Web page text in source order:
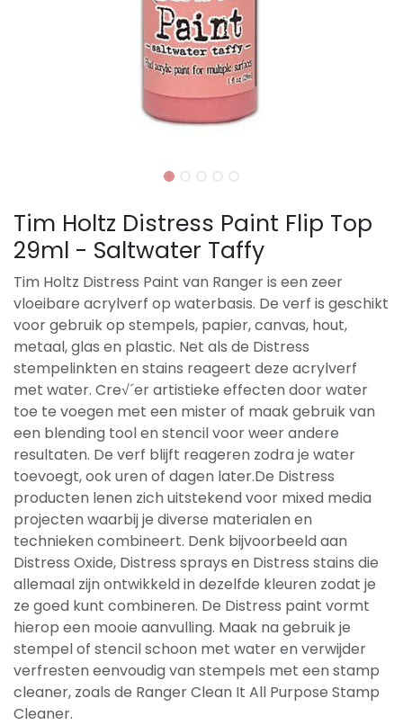
Tim Holtz Distress Paint Flip Top
29ml - Saltwater Taffy
Tim Holtz Distress Paint van Ranger is een zeer
vloeibare acrylverf op waterbasis. De verf is geschikt
voor gebruik op stempels, papier, canvas, hout,
metaal, glas en plastic. Net als de Distress
stempelinkten en stains reageert deze acrylverf
met water. Cre√´er artistieke effecten door water
toe te voegen met een mister of maak gebruik van
een blending tool en stencil voor weer andere
resultaten. De verf blijft reageren zodra je water
toevoegt, ook uren of dagen later.De Distress
producten lenen zich uitstekend voor mixed media
projecten waarbij je diverse materialen en
technieken combineert. Denk bijvoorbeeld aan
Distress Oxide, Distress sprays en Distress stains die
allemaal zijn ontwikkeld in dezelfde kleuren zodat je
ze goed kunt combineren. De Distress paint vormt
hierop een mooie aanvulling. Maak na gebruik je
stempel of stencil schoon met water en verwijder
verfresten eenvoudig van stempels met een stamp
cleaner, zoals de Ranger Clean It All Purpose Stamp
Cleaner.